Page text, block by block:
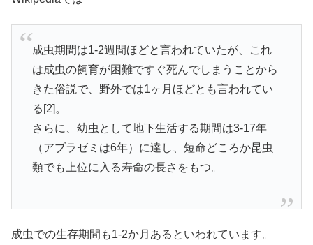
成虫期間は1-2週間ほどと言われていたが、これ
は成虫の飼育が困難ですぐ死んでしまうことから
きた俗説で、野外では1ヶ月ほどとも言われてい
る[2]。
さらに、幼虫として地下生活する期間は3-17年
（アブラゼミは6年）に達し、短命どころか昆虫
類でも上位に入る寿命の長さをもつ。
成虫での生存期間も1-2か月あるといわれています。